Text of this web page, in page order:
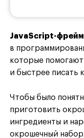
JavaScript-
в
которые
и быстрее писать
Чтобы было
приготовить
ингредиенты и
окрошечный